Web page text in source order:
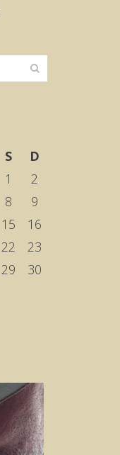
S
D
1
2
8
9
15
16
22
23
29
30